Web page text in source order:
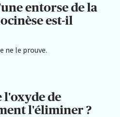
entorse de la
est-il
ne le prouve.
l'oxyde de
l'éliminer ?